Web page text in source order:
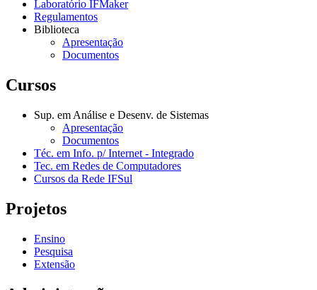
Laboratório IFMaker
Regulamentos
Biblioteca
Apresentação
Documentos
Cursos
Sup. em Análise e Desenv. de Sistemas
Apresentação
Documentos
Téc. em Info. p/ Internet - Integrado
Tec. em Redes de Computadores
Cursos da Rede IFSul
Projetos
Ensino
Pesquisa
Extensão